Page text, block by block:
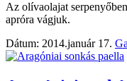
Az olívaolajat
apróra vágjuk.
Dátum: 2014.január 17.